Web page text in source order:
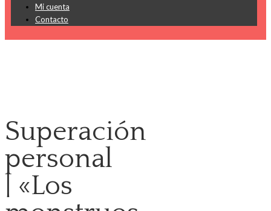
Mi cuenta
Contacto
Superación
personal
| «Los